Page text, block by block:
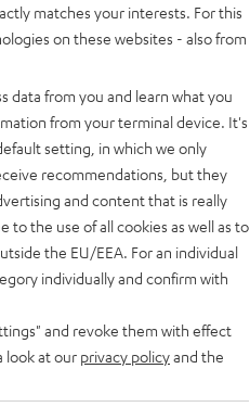
matches your interests. For this
on these websites - also from
data from you and learn what you
from your terminal device. It's
setting, in which we only
recommendations, but they
and content that is really
to the use of all cookies as well as to
the EU/EEA. For an individual
individually and confirm with
and revoke them with effect
look at our privacy policyand the